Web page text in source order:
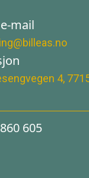
mail
4,
605